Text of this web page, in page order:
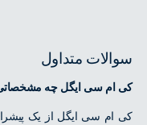
متداول
سی ایگل چه مشخصاتی دارد؟